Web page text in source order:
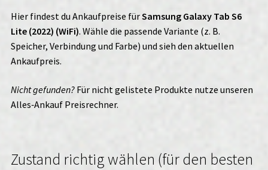
Hier findest du Ankaufpreise fürSamsung Galaxy Tab S6
Lite (2022) (WiFi). Wähle die passende Variante (z. B.
Speicher, Verbindung und Farbe) und sieh den aktuellen
Ankaufpreis.
Nicht gefunden?Für nicht gelistete Produkte nutze unseren
Alles‑AnkaufPreisrechner.
Zustand richtig wählen (für den besten